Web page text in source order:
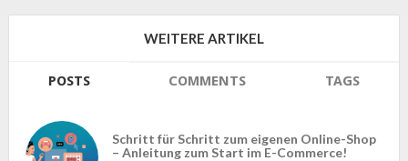
WEITERE ARTIKEL
POSTS COMMENTS TAGS
Schritt für Schritt zum eigenen Online-Shop
– Anleitung zum Start im E-Commerce!